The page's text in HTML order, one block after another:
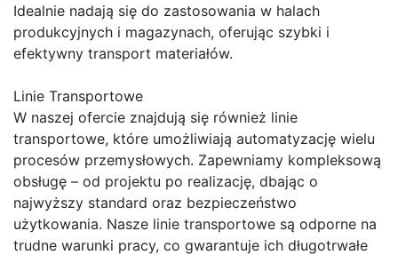
Idealnie nadają się do zastosowania w halach
produkcyjnych i magazynach, oferując szybki i
efektywny transport materiałów.
Linie Transportowe
W naszej ofercie znajdują się również linie
transportowe, które umożliwiają automatyzację wielu
procesów przemysłowych. Zapewniamy kompleksową
obsługę – od projektu po realizację, dbając o
najwyższy standard oraz bezpieczeństwo
użytkowania. Nasze linie transportowe są odporne na
trudne warunki pracy, co gwarantuje ich długotrwałe